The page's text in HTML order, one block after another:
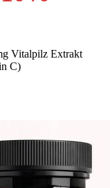
Vitalpilz Extrakt
C)